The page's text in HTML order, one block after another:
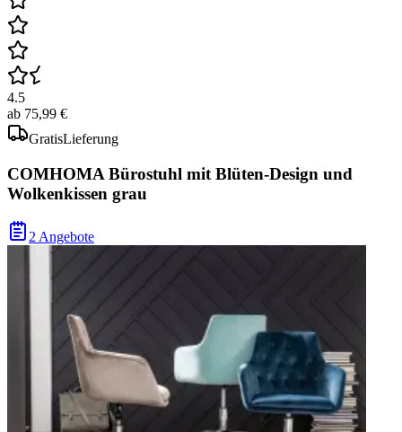
4.5
ab 75,99 €
GratisLieferung
COMHOMA Bürostuhl mit Blüten-Design und
Wolkenkissen grau
2 Angebote